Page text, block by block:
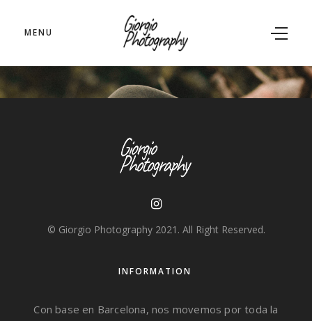
MENU
© Giorgio Photography 2021. All Right Reserved.
INFORMATION
Con base en Barcelona, nos movemos por toda la